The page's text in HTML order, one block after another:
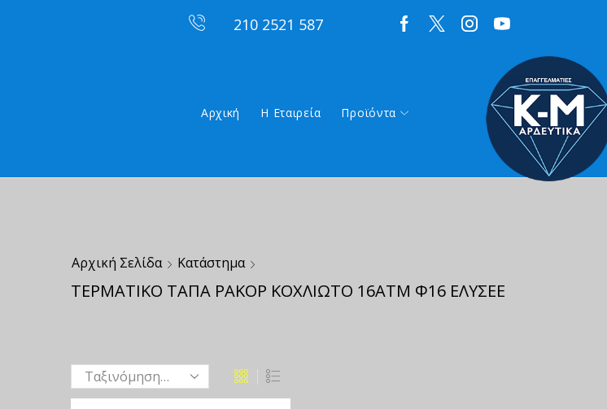
210 2521 587
Αρχική Η Εταιρεία Προϊόντα
Αρχική Σελίδα Κατάστημα
ΤΕΡΜΑΤΙΚΟ ΤΑΠΑ ΡΑΚΟΡ ΚΟΧΛΙΩΤΟ 16ΑΤΜ Φ16 ΕΛΥΣΕΕ